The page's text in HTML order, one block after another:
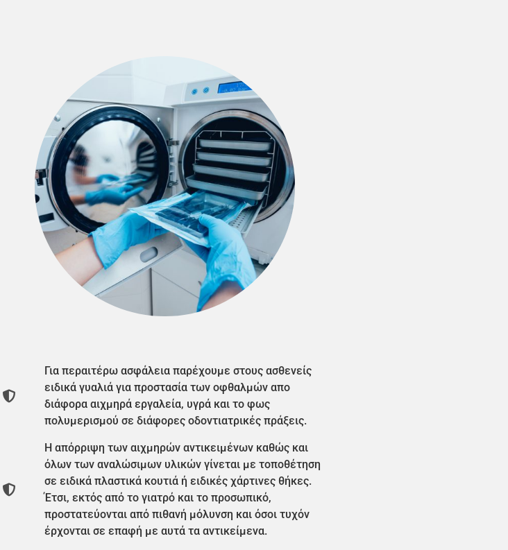
Για περαιτέρω ασφάλεια παρέχουμε στους ασθενείς
ειδικά γυαλιά για προστασία των οφθαλμών απο
διάφορα αιχμηρά εργαλεία, υγρά και το φως
πολυμερισμού σε διάφορες οδοντιατρικές πράξεις.
Η απόρριψη των αιχμηρών αντικειμένων καθώς και
όλων των αναλώσιμων υλικών γίνεται με τοποθέτηση
σε ειδικά πλαστικά κουτιά ή ειδικές χάρτινες θήκες.
Έτσι, εκτός από το γιατρό και το προσωπικό,
προστατεύονται από πιθανή μόλυνση και όσοι τυχόν
έρχονται σε επαφή με αυτά τα αντικείμενα.